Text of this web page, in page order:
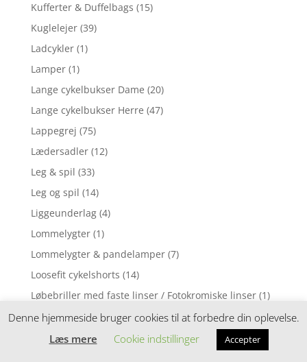
Kufferter & Duffelbags (15)
Kuglelejer (39)
Ladcykler (1)
Lamper (1)
Lange cykelbukser Dame (20)
Lange cykelbukser Herre (47)
Lappegrej (75)
Lædersadler (12)
Leg & spil (33)
Leg og spil (14)
Liggeunderlag (4)
Lommelygter (1)
Lommelygter & pandelamper (7)
Loosefit cykelshorts (14)
Løbebriller med faste linser / Fotokromiske linser (1)
Løbebriller med styrke (2)
Løbecykel (31)
Denne hjemmeside bruger cookies til at forbedre din oplevelse.
Læs mere
Cookie indstillinger Accepter